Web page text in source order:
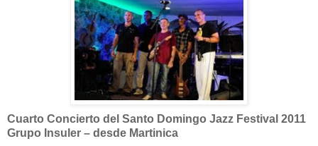
Cuarto Concierto del Santo Domingo Jazz Festival 2011
Grupo Insuler – desde Martinica